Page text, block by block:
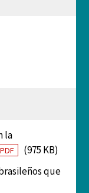
la
PDF
(975 KB)
que